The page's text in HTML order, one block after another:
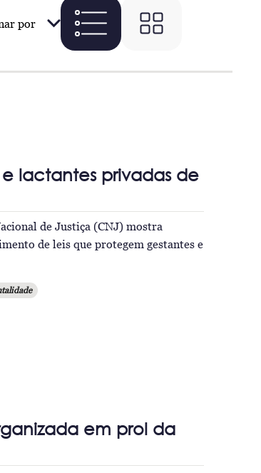
por
e lactantes privadas de
de Justiça (CNJ) mostra
de leis que protegem gestantes e
em prol da